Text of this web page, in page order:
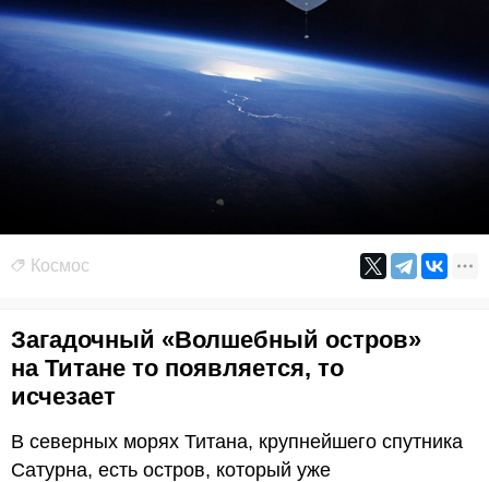
Космос
Загадочный «Волшебный остров»
на Титане то появляется, то
исчезает
В северных морях Титана, крупнейшего спутника
Сатурна, есть остров, который уже